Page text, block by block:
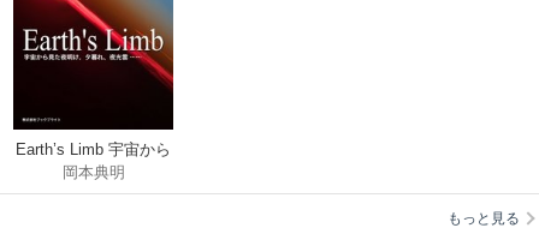
Earth’s Limb 宇宙から
見た夜明け、夕暮
れ、夜光雲……
岡本典明
もっと見る